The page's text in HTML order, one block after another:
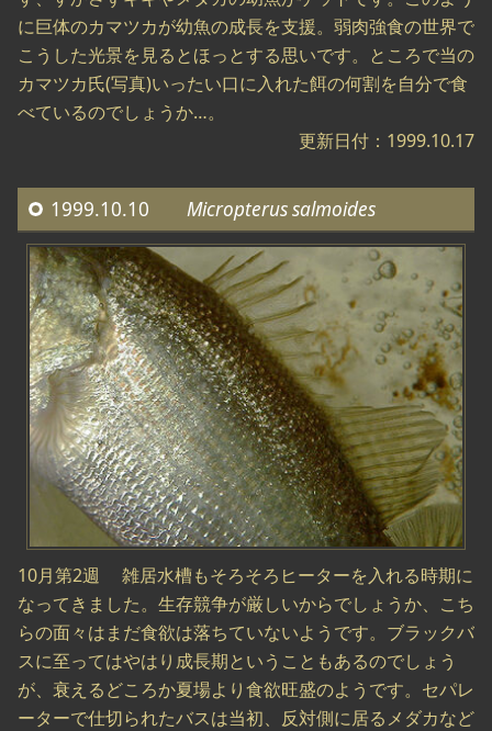
に巨体のカマツカが幼魚の成長を支援。弱肉強食の世界で
こうした光景を見るとほっとする思いです。ところで当の
カマツカ氏(写真)いったい口に入れた餌の何割を自分で食
べているのでしょうか…。
更新日付：1999.10.17
1999.10.10 Micropterus salmoides
10月第2週 雑居水槽もそろそろヒーターを入れる時期に
なってきました。生存競争が厳しいからでしょうか、こち
らの面々はまだ食欲は落ちていないようです。ブラックバ
スに至ってはやはり成長期ということもあるのでしょう
が、衰えるどころか夏場より食欲旺盛のようです。セパレ
ーターで仕切られたバスは当初、反対側に居るメダカなど